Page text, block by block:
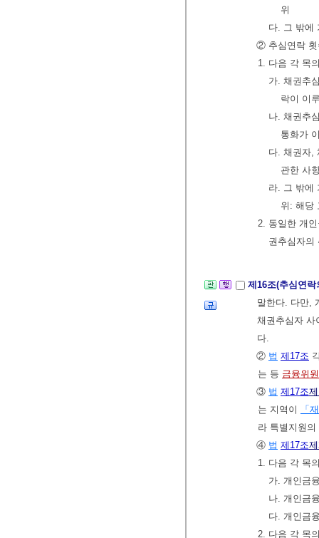
위
다. 그 밖에
② 추심연락 횟
1. 다음 각 목
가. 채권추
락이 이
나. 채권추
통화가
다. 채권자,
관한 사
라. 그 밖에
위: 해당
2. 동일한 개
권추심자의
제16조(추심연
말한다. 다만,
채권추심자
다.
② 법 제17조
는 등 금융위
③ 법 제17조
는 지역이
「
라 특별지원
④ 법 제17조
1. 다음 각 목
가. 개인금
나. 개인금
다. 개인금
2. 다음 각 목